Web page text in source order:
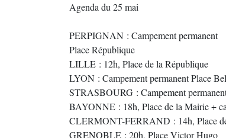
Agenda du 25 mai
PERPIGNAN : Campement permanent
Place République
LILLE : 12h, Place de la République
LYON : Campement permanent Place
STRASBOURG : Campement
BAYONNE : 18h, Place de la Mairie +
CLERMONT-FERRAND : 14h, Place
GRENOBLE : 20h, Place Victor Hugo